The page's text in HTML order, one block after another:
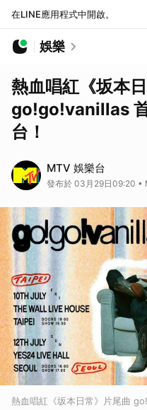
在LINE應用程式中開啟。
娛樂
熱血唱紅《坂本
go!go!vanillas
台！
MTV 娛樂台
發布於 03月29日09:20 •
熱血唱紅《坂本日常》片尾曲